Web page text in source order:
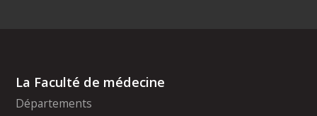
La Faculté de médecine
Départements